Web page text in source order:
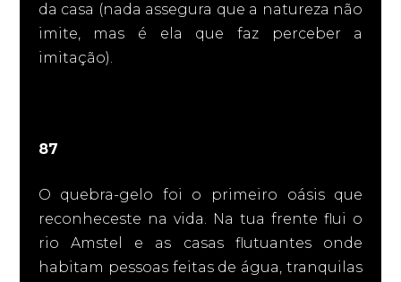
da casa (nada assegura que a natureza não
imite, mas é ela que faz perceber a
imitação).
87
O quebra-gelo foi o primeiro oásis que
reconheceste na vida. Na tua frente flui o
rio Amstel e as casas flutuantes onde
habitam pessoas feitas de água, tranquilas